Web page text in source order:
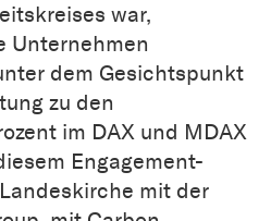
war,
Unternehmen
dem Gesichtspunkt
zu den
im DAX und MDAX
Engagement-
mit der